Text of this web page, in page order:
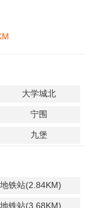
大学城北
宁围
九堡
铁站(2.84KM)
铁站(3.68KM)